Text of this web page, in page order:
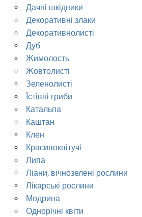
Дачні шкідники
Декоративні злаки
Декоративнолисті
Дуб
Жимолость
Жовтолисті
Зеленолисті
Їстівні гриби
Катальпа
Каштан
Клен
Красивоквітучі
Липа
Ліани, вічнозелені рослини
Лікарські рослини
Модрина
Однорічні квіти